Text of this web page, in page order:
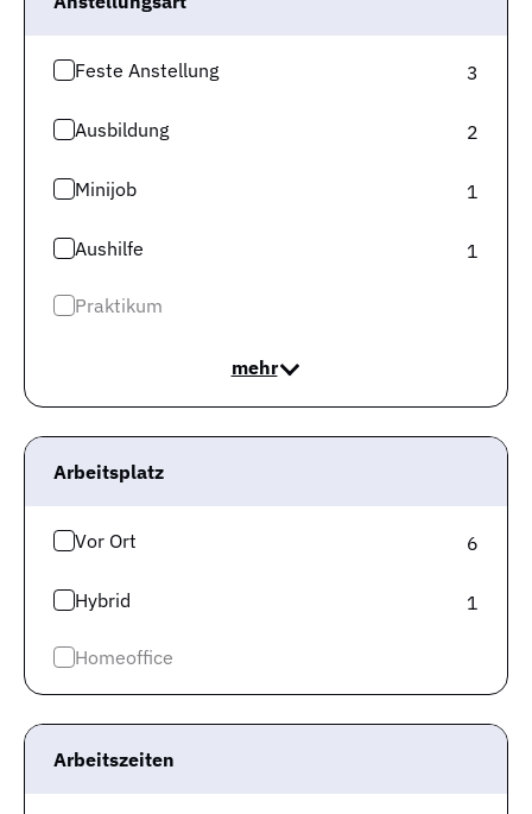
Feste Anstellung 3
Ausbildung 2
Minijob 1
Aushilfe 1
Praktikum
mehr
Arbeitsplatz
Vor Ort 6
Hybrid 1
Homeoffice
Arbeitszeiten
Sap consultant
E-Mail-Adresse
Diese neuen Jobs passen zu deinen Interessen.
Lebensmitteltechnologe -
Produktentwicklung
Befristet Eigenverantwortung Innovativ